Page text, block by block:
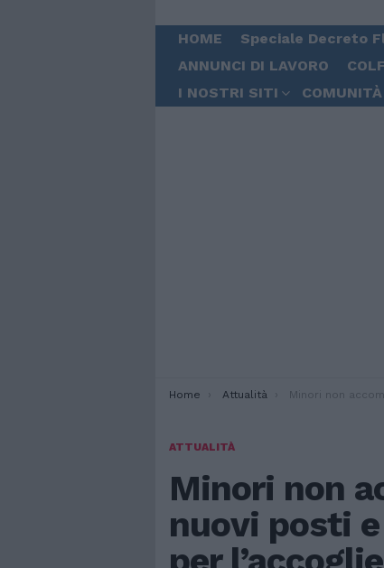
HOME Speciale Decreto
ANNUNCI DI LAVORO
I NOSTRI SITI
COMUNITÀ
You are here:
Home Attualità Minori non accompagnati. Mille nuovi
ATTUALITÀ
Minori non
nuovi posti